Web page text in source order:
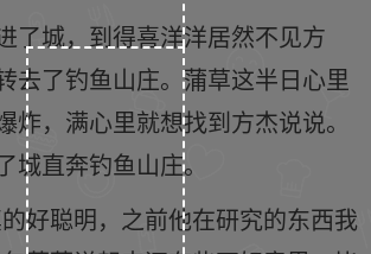
了城，到得喜洋洋居然不见方
去了钓鱼山庄。蒲草这半日心里
炸，满心里就想找到方杰说说。
城直奔钓鱼山庄。
好聪明，之前他在研究的东西我